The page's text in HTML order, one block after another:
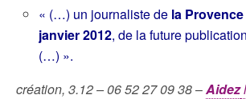
« (…) un journaliste de la Provence
janvier 2012, de la future
(…) ».
création, 3.12 – 06 52 27 09 38–Aidez